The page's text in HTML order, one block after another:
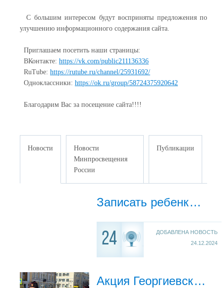
С большим интересом будут восприняты предложения по
улучшению информационного содержания сайта.
Приглашаем посетить наши страницы:
ВКонтакте: https://vk.com/public211136336
RuTube: https://rutube.ru/channel/25931692/
Одноклассники: https://ok.ru/group/58724375920642
Благодарим Вас за посещение сайта!!!!
Новости
Новости
Минпросвещения
России
Публикации
Записать ребенка в объединения стало ещё проще!
24
ДОБАВЛЕНА НОВОСТЬ
24.12.2024
Акция Георгиевская ленточка